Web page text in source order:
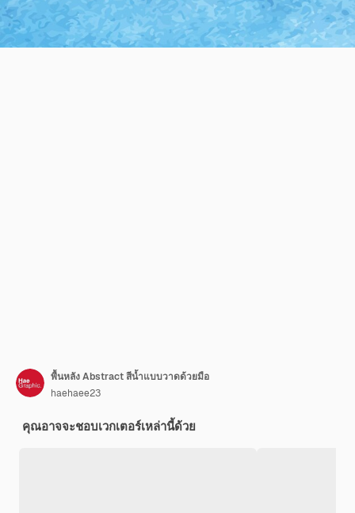
พื้นหลัง Abstract สีน้ำแบบวาดด้วยมือ
haehaee23
คุณอาจจะชอบเวกเตอร์เหล่านี้ด้วย